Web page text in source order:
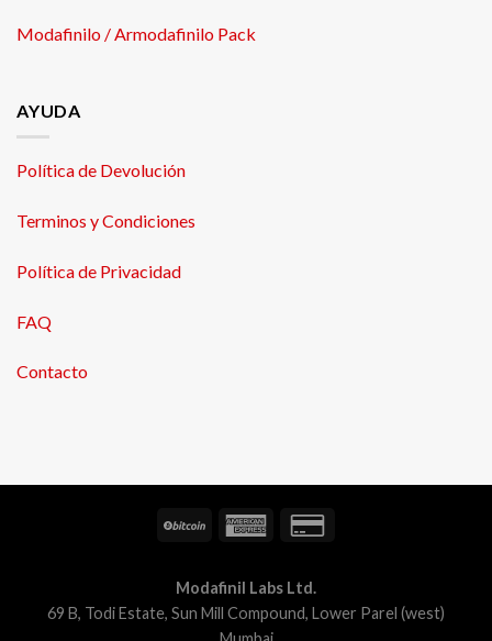
Modafinilo / Armodafinilo Pack
AYUDA
Política de Devolución
Terminos y Condiciones
Política de Privacidad
FAQ
Contacto
Modafinil Labs Ltd.
69 B, Todi Estate, Sun Mill Compound, Lower Parel (west)